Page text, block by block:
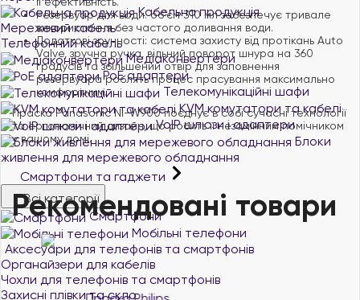
Кабельна продукція
Мережевий кабель
Телефонний кабель
Медіаконвертери
PoE адаптери
Телекомунікаційні шафи
KVM комутатори та кабелі
VoIP шлюзи і адаптери
Блоки
живлення для мережевого обладнання
Смартфони та гаджети
Всі категорії
Смартфони
Мобільні телефони
Аксесуари для телефонів та смартфонів
Органайзери для кабелів
Чохли для телефонів та смартфонів
Захисні плівки та скло
Резервуар для води: об'єм 310 мл забезпечує тривале
використання без частого доливання води. ​
Додаткові зручності: система захисту від протікань Auto
Valve, зручна ручка, вільний поворот шнура на 360
градусів та збільшений отвір для заповнення
резервуара роблять процес прасування максимально
комфортним. ​
Праска Panasonic NI-W900 поєднує в собі сучасні технології
та ергономічний дизайн, що робить її незамінним помічником
у вашому домі.
Рекомендовані товари